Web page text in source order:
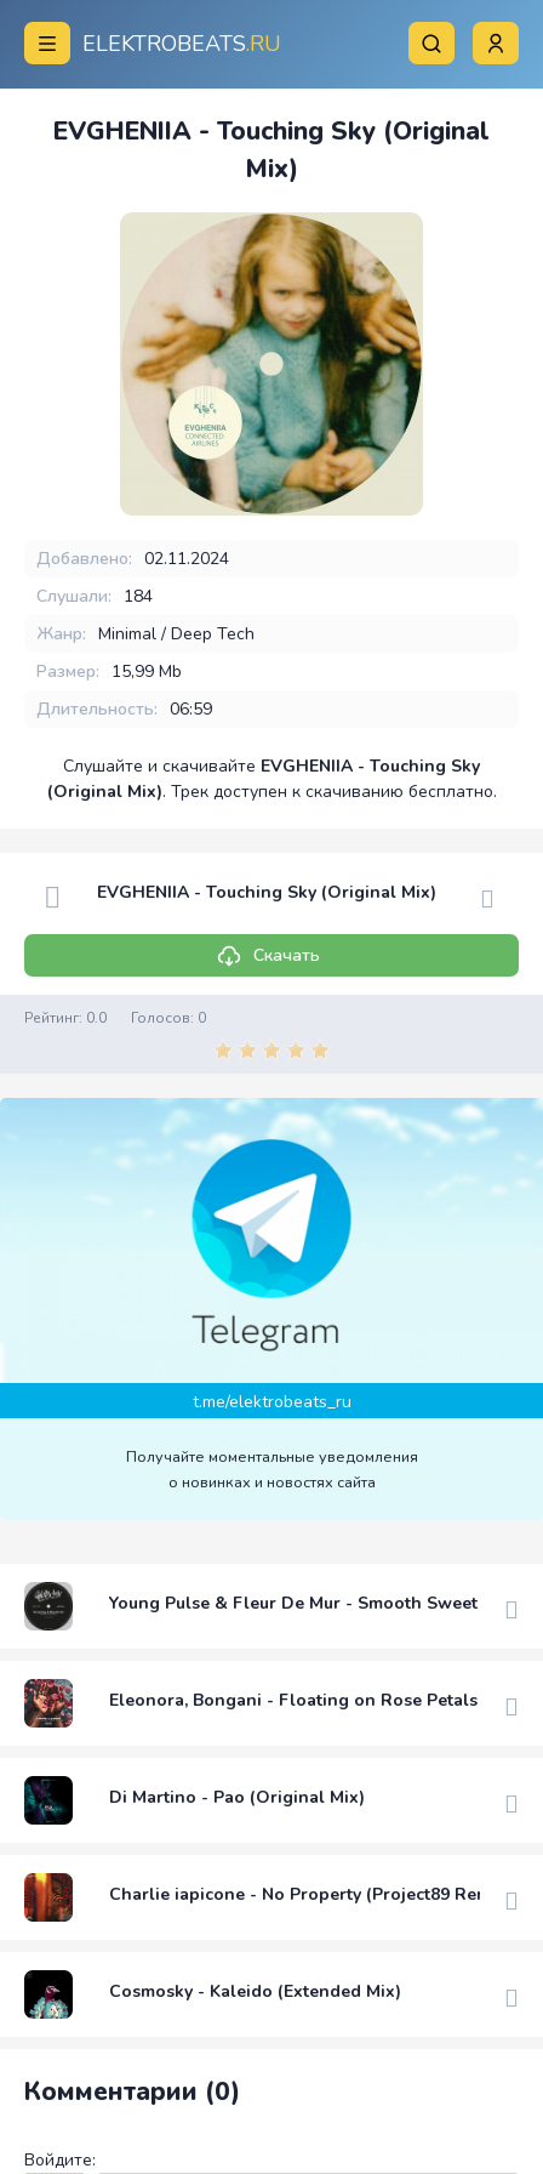
ELEKTROBEATS.RU
EVGHENIIA - Touching Sky (Original
Mix)
Добавлено: 02.11.2024
Слушали:
184
Жанр: Minimal / Deep Tech
Размер:
15,99 Mb
Длительность: 06:59
Слушайте и скачивайте EVGHENIIA - Touching Sky
(Original Mix). Трек доступен к скачиванию бесплатно.
EVGHENIIA - Touching Sky (Original Mix)
Скачать
Рейтинг: 0.0 Голосов: 0
t.me/elektrobeats_ru
Получайте моментальные уведомления
о новинках и новостях сайта
Young Pulse & Fleur De Mur - Smooth Sweet Talker
Eleonora, Bongani - Floating on Rose Petals
Di Martino - Pao (Original Mix)
Charlie iapicone - No Property (Project89 Remix)
Cosmosky - Kaleido (Extended Mix)
Комментарии (0)
Войдите: